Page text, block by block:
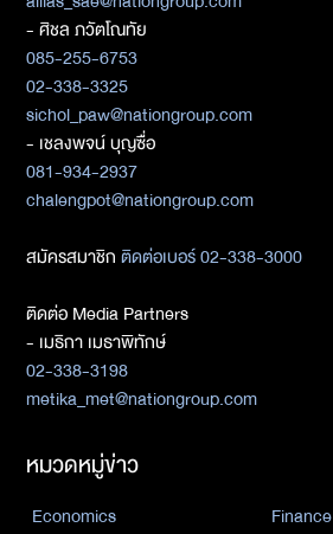
- ศิชล ภวัตโณทัย
085-255-6753
02-338-3325
sichol_paw@nationgroup.com
- เชลงพจน์ บุญซื่อ
081-934-2937
chalengpot@nationgroup.com
สมัครสมาชิกติดต่อเบอร์ 02-338-3000
ติดต่อ Media Partners
- เมธิกา เมธาพิทักษ์
02-338-3198
metika_met@nationgroup.com
หมวดหมู่ข่าว
Economics
Finance